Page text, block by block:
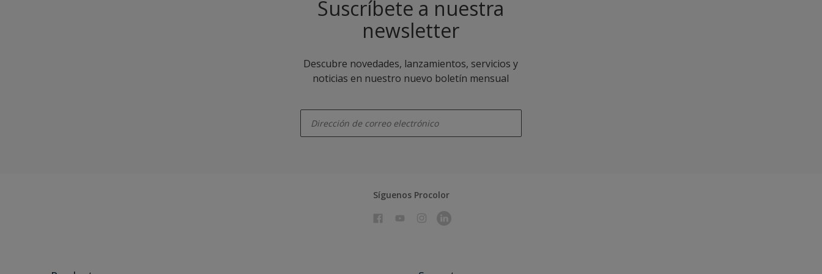
Suscríbete a nuestra
newsletter
Descubre novedades, lanzamientos, servicios y
noticias en nuestro nuevo boletín mensual
Síguenos Procolor